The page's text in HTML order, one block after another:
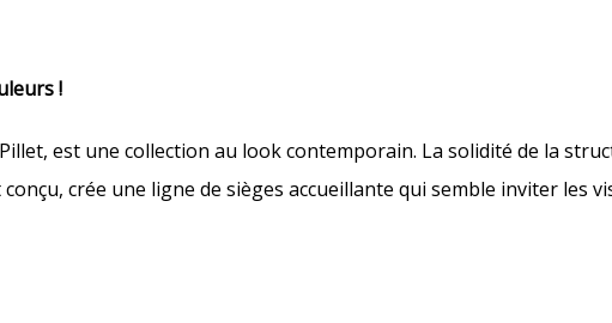
!
est une collection au look contemporain. La solidité de la
crée une ligne de sièges accueillante qui semble inviter les